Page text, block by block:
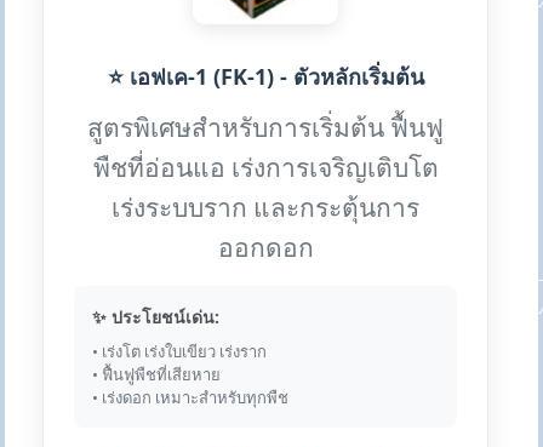
⭐ เอฟเค-1 (FK-1) - ตัวหลักเริ่มต้น
สูตรพิเศษสำหรับการเริ่มต้น ฟื้นฟู
พืชที่อ่อนแอ เร่งการเจริญเติบโต
เร่งระบบราก และกระตุ้นการ
ออกดอก
✨ ประโยชน์เด่น:
• เร่งโต เร่งใบเขียว เร่งราก
• ฟื้นฟูพืชที่เสียหาย
• เร่งดอก เหมาะสำหรับทุกพืช